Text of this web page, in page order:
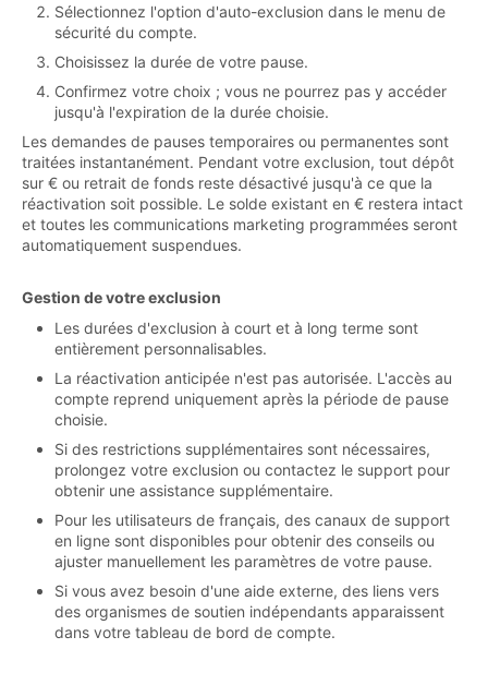
Sélectionnez l'option d'auto-exclusion dans le menu de
sécurité du compte.
Choisissez la durée de votre pause.
Confirmez votre choix ; vous ne pourrez pas y accéder
jusqu'à l'expiration de la durée choisie.
Les demandes de pauses temporaires ou permanentes sont
traitées instantanément. Pendant votre exclusion, tout dépôt
sur € ou retrait de fonds reste désactivé jusqu'à ce que la
réactivation soit possible. Le solde existant en € restera intact
et toutes les communications marketing programmées seront
automatiquement suspendues.
Gestion de votre exclusion
Les durées d'exclusion à court et à long terme sont
entièrement personnalisables.
La réactivation anticipée n'est pas autorisée. L'accès au
compte reprend uniquement après la période de pause
choisie.
Si des restrictions supplémentaires sont nécessaires,
prolongez votre exclusion ou contactez le support pour
obtenir une assistance supplémentaire.
Pour les utilisateurs de français, des canaux de support
en ligne sont disponibles pour obtenir des conseils ou
ajuster manuellement les paramètres de votre pause.
Si vous avez besoin d'une aide externe, des liens vers
des organismes de soutien indépendants apparaissent
dans votre tableau de bord de compte.